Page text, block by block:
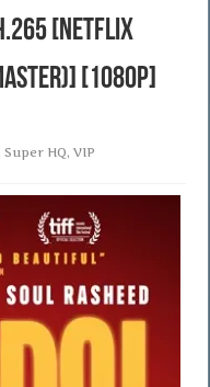
[Netflix
[1080p]
,Super HQ,VIP